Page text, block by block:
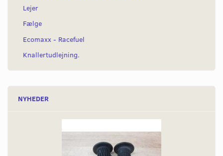
Lejer
Fælge
Ecomaxx - Racefuel
Knallertudlejning.
NYHEDER